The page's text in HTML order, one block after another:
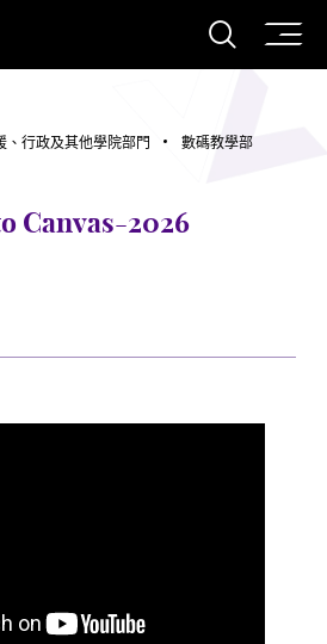
打開
、行政及其他學院部門
數碼教學部
Canvas-2026